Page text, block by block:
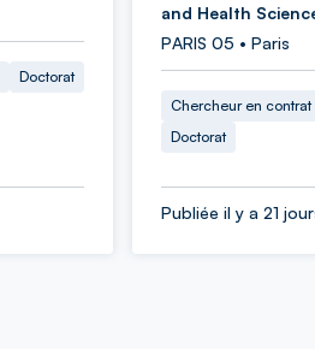
Doctorat
and Health
PARIS 05 • Paris
Chercheur en contrat
Doctorat
Publiée il y a 21